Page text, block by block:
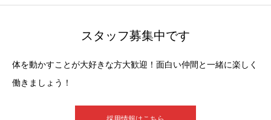
スタッフ募集中です
体を動かすことが大好きな方大歓迎！面白い仲間と一緒に楽しく
働きましょう！